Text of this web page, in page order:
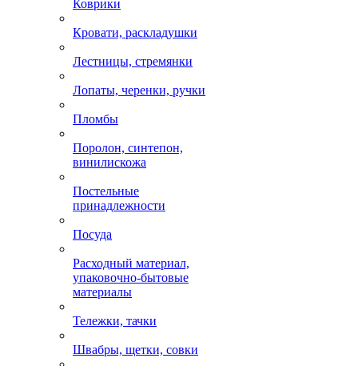
Коврики
Кровати, раскладушки
Лестницы, стремянки
Лопаты, черенки, ручки
Пломбы
Поролон, синтепон,
винилискожа
Постельные
принадлежности
Посуда
Расходный материал,
упаковочно-бытовые
материалы
Тележки, тачки
Швабры, щетки, совки